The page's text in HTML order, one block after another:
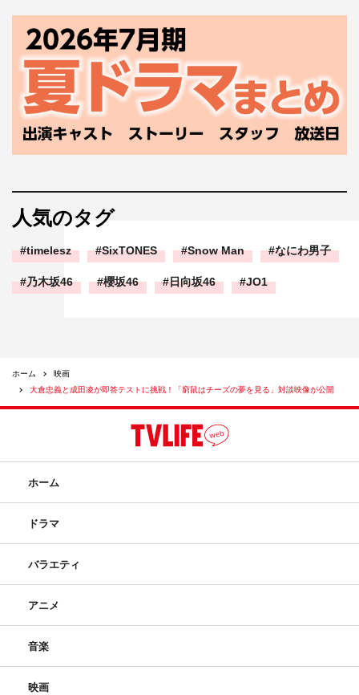
人気のタグ
timelesz SixTONES Snow Man なにわ男子
乃木坂46 櫻坂46 日向坂46 JO1
ホーム
映画
大倉忠義と成田凌が即答テストに挑戦！「窮鼠はチーズの夢を見る」対談映像が公開
ホーム
ドラマ
バラエティ
アニメ
音楽
映画